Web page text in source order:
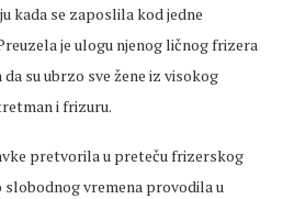
kada se zaposlila kod jedne
je ulogu njenog ličnog frizera
su ubrzo sve žene iz visokog
i frizuru.
pretvorila u preteču frizerskog
slobodnog vremena provodila u